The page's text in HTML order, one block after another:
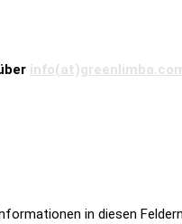
in diesen